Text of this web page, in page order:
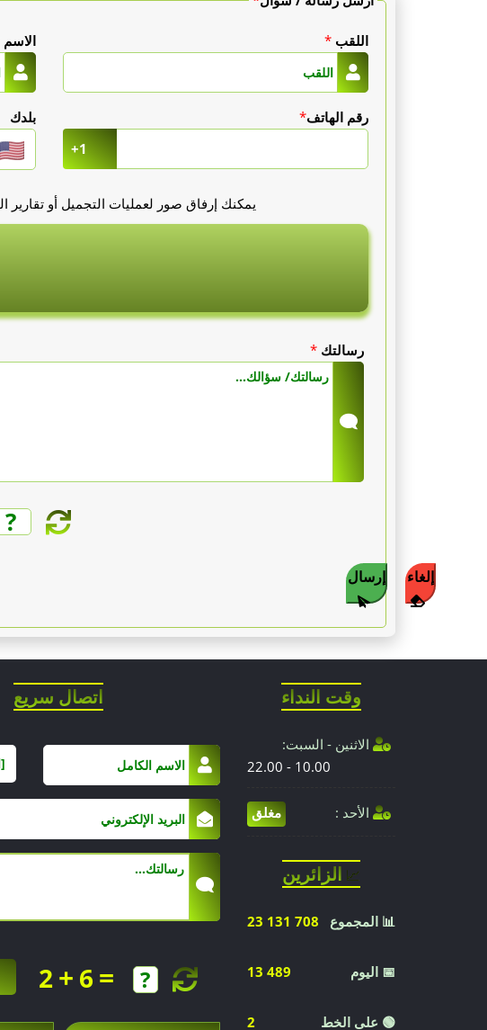
الاسم اللقب*
بلدك رقم الهاتف*
+1
يمكنك إرفاق صور لعمليات التجميل أو تقارير
رسالتك*
إلغاء إرسال
اتصال سريع
2 + 6 =
وقت النداء
الاثنين - السبت:
10.00 - 22.00
الأحد : مغلق
📈 الزائرين
📊 المجموع 23 131 708
📅 اليوم 13 489
🟢 على الخط 2